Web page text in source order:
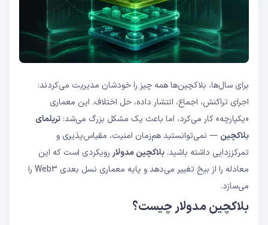
چالش‌های پیش‌روی معماری مدولار
اتریوم و مدولار بودن: یک مسیر موازی
سوالات متداول
لایه اجرا (Execution Layer): کجا تراکنش‌ها پردازش
می‌شوند
می‌شوند؟
لایه اجماع (Consensus Layer): کی درباره صحت
توافق می‌کند؟
لایه حل اختلاف (Settlement Layer): کجا اختلافات
رفع می‌شوند؟
بلاکچین مدولار چیست؟
تفاوت بلاکچین مدولار و یکپارچه چیست؟
Celestia چیست؟
مزیت اصلی معماری مدولار چیست؟
برای سال‌ها، بلاکچین‌ها همه چیز را خودشان مدیریت می‌کردند:
اجرای تراکنش، اجماع، انتشار داده، حل اختلاف. این معماری
«یکپارچه» کار می‌کرد، اما باعث یک مشکل بزرگ می‌شد: تریلمای
بلاکچین — نمی‌توانستید هم‌زمان امنیت، مقیاس‌پذیری و
تمرکززدایی داشته باشید. بلاکچین مدولار رویکردی است که این
معادله را از بیخ تغییر می‌دهد و پایه معماری نسل بعدی Web3 را
می‌سازد.
بلاکچین مدولار چیست؟